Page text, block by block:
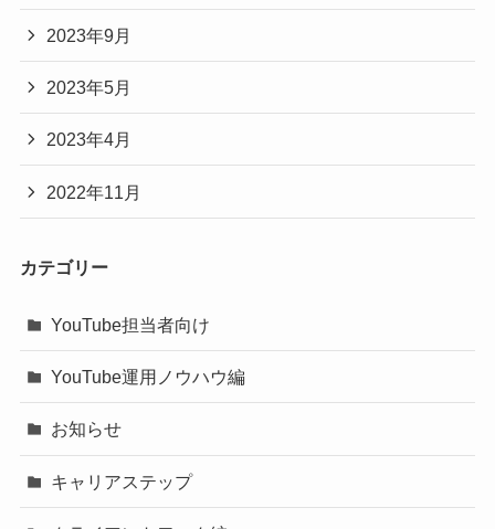
2023年9月
2023年5月
2023年4月
2022年11月
カテゴリー
YouTube担当者向け
YouTube運用ノウハウ編
お知らせ
キャリアステップ